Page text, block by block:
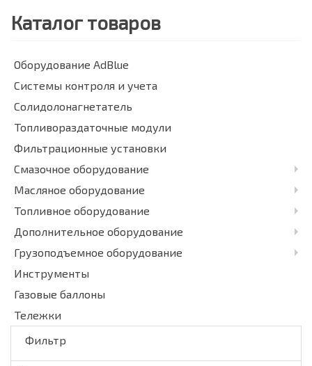
Каталог товаров
Оборудование AdBlue
Системы контроля и учета
Солидолонагнетатель
Топливораздаточные модули
Фильтрационные установки
Смазочное оборудование
Масляное оборудование
Топливное оборудование
Дополнительное оборудование
Грузоподъемное оборудование
Инструменты
Газовые баллоны
Тележки
Фильтр